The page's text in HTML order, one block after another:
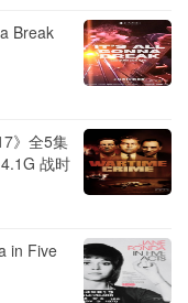
Break
》全5集
战时
in Five